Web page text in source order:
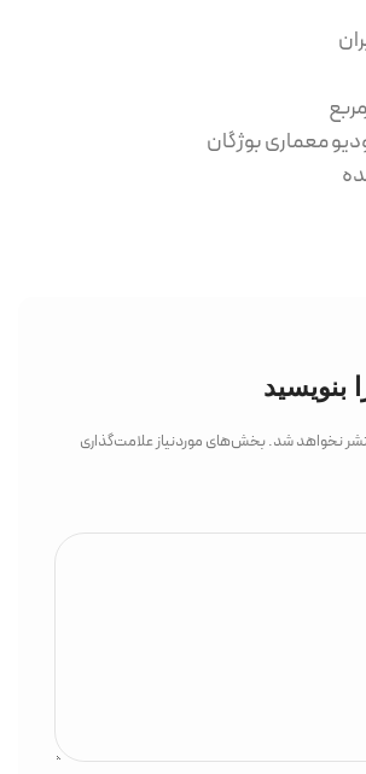
معماری بوژگان
بنویسید
نخواهد شد.بخش‌های موردنیاز علامت‌گذاری